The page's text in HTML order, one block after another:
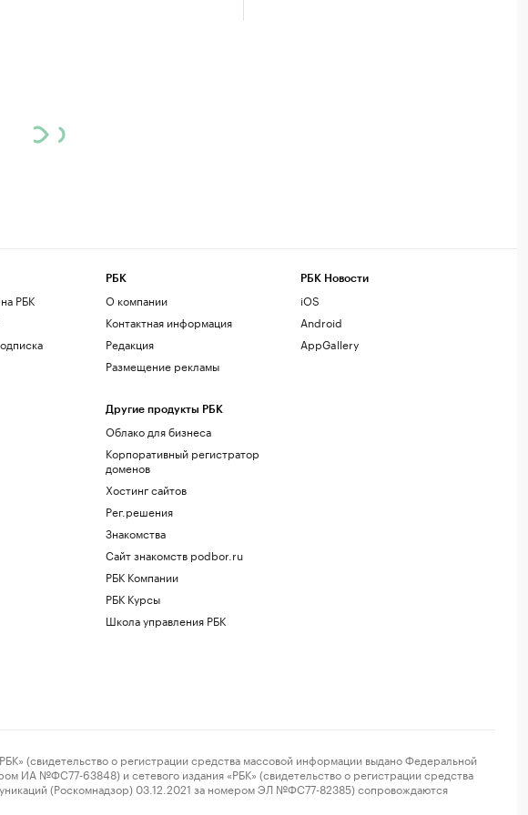
РБК
РБК
О компании
Контактная информация
Редакция
Размещение рекламы
Другие продукты РБК
Облако для бизнеса
Корпоративный регистратор
доменов
Хостинг сайтов
Рег.решения
Знакомства
Сайт знакомств podbor.ru
РБК Компании
РБК Курсы
Школа управления РБК
РБК Новости
iOS
Android
AppGallery
о регистрации средства массовой информации выдано Федеральной
ИА №ФС77-63848) и сетевого издания «РБК» (свидетельство о регистрации средства
(Роскомнадзор) 03.12.2021 за номером ЭЛ №ФС77-82385) сопровождаются